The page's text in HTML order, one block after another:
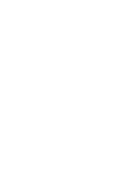
used and to offer